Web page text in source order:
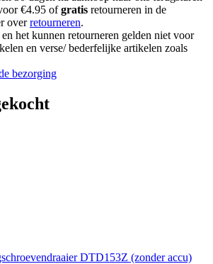
€4.95 ofgratis retourneren in de
overretourneren.
het kunnen retourneren gelden niet voor
en verse/ bederfelijke artikelen zoals
bezorging
DTD153Z (zonder accu)